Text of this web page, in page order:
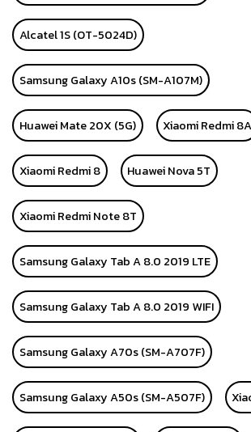
Alcatel 1S (OT-5024D)
Samsung Galaxy A10s (SM-A107M)
Huawei Mate 20X (5G) Xiaomi Redmi 8A
Xiaomi Redmi 8 Huawei Nova 5T
Xiaomi Redmi Note 8T
Samsung Galaxy Tab A 8.0 2019 LTE
Samsung Galaxy Tab A 8.0 2019 WIFI
Samsung Galaxy A70s (SM-A707F)
Samsung Galaxy A50s (SM-A507F)